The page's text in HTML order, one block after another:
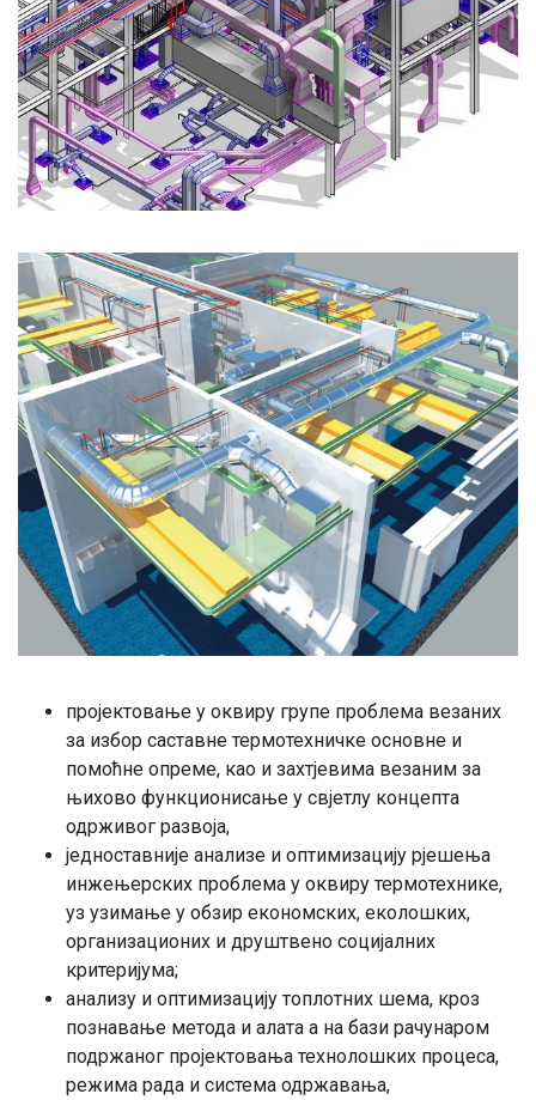
пројектовање у оквиру групе проблема везаних
за избор саставне термотехничке основне и
помоћне опреме, као и захтјевима везаним за
њихово функционисање у свјетлу концепта
одрживог развоја,
једноставније анализе и оптимизацију рјешења
инжењерских проблема у оквиру термотехнике,
уз узимање у обзир економских, еколошких,
организационих и друштвено социјалних
критеријума;
анализу и оптимизацију топлотних шема, кроз
познавање метода и алата а на бази рачунаром
подржаног пројектовања технолошких процеса,
режима рада и система одржавања,